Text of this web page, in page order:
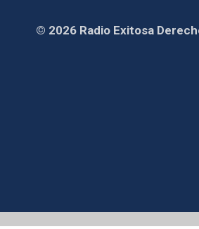
© 2026 Radio Exitosa